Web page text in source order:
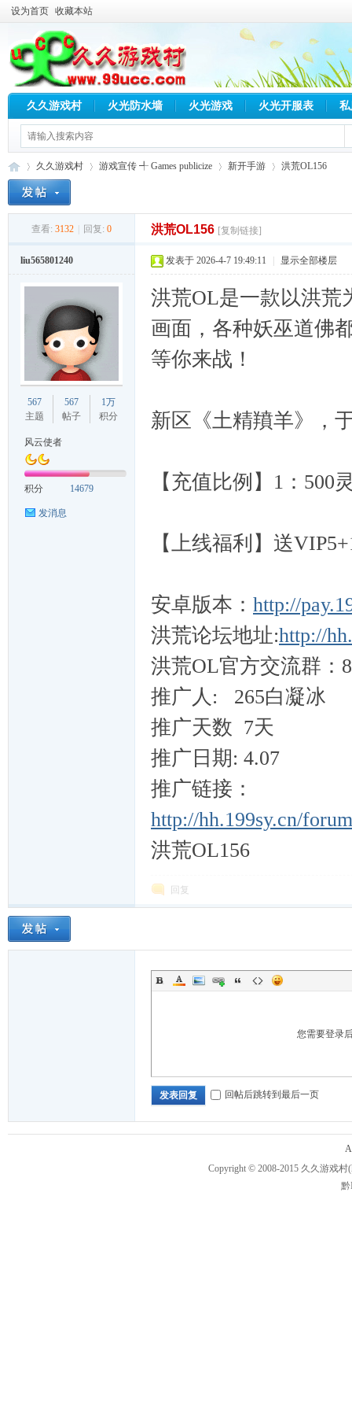
设为首页 收藏本站
久久游戏村 火光防水墙 火光游戏 火光开服表
久久游戏村
›
游戏宣传 ╃ Games publicize
›
新开手游 洪荒OL156
查看: 3132 回复: 0 洪荒OL156 [复制链接]
liu565801240
567
主题
567
帖子
1万
积分
风云使者
积分 14679
发消息
发表于 2026-4-7 19:49:11 显示全部楼层
洪荒OL是一款以洪荒
画面，各种妖巫道佛
等你来战！
新区《土精羵羊》，
【充值比例】1：500
【上线福利】送
安卓版本： http://
洪荒论坛地址:http://
洪荒OL官方交流群：
推广人: 265白凝冰
推广天数 7天
推广日期: 4.07
推广链接：
http://hh.199sy.cn/
洪荒OL156
回复
您需要登录
发表回复 回帖后跳转到最后一页
Copyright © 2008-2015 久久游戏村
黔